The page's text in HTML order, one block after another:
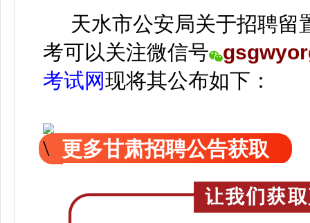
天水市公安局关于招聘留
考可以关注微信号
考试网现将其公布如下：
更多甘肃招聘公告获取